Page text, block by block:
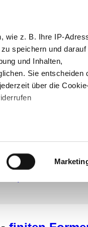
wie z. B. Ihre IP-
speichern und
und Inhalten,
Sie entscheiden
über die
(Fingerprinting)
werden, und legen Sie
-
man auf
Werbung
Rechtschreibung GRAMMATIK /
▪ Finite Verbformen